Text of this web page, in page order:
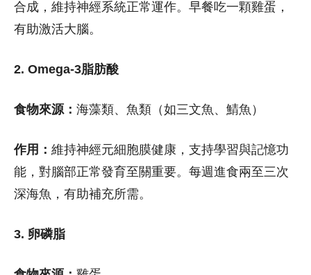
合成，維持神經系統正常運作。早餐吃一顆雞蛋，
有助激活大腦。
2. Omega-3脂肪酸
食物來源： 海藻類、魚類（如三文魚、鯖魚）
作用： 維持神經元細胞膜健康，支持學習與記憶功
能，對腦部正常發育至關重要。每週進食兩至三次
深海魚，有助補充所需。
3. 卵磷脂